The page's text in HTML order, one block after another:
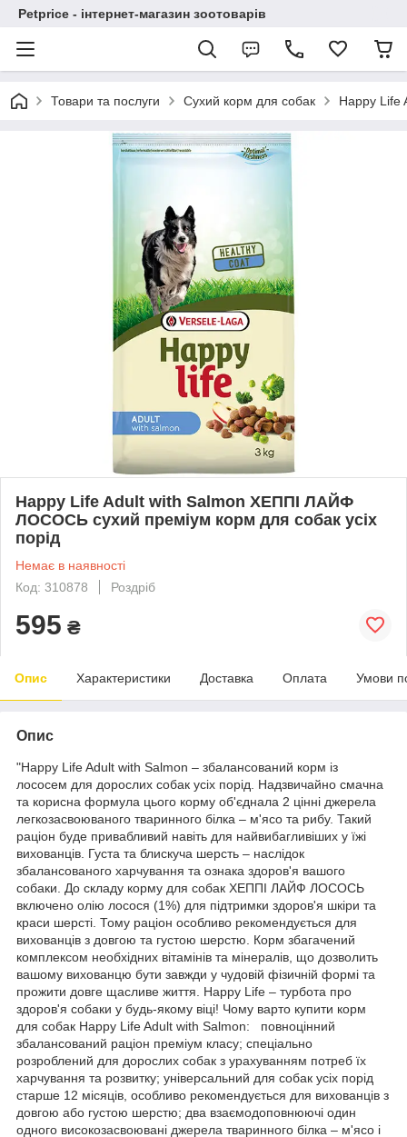
Petprice - інтернет-магазин зоотоварів
Товари та послуги Сухий корм для собак Happy Life
Happy Life Adult with Salmon ХЕППІ ЛАЙФ
ЛОСОСЬ сухий преміум корм для собак усіх
порід
Немає в наявності
Код: 310878
Роздріб
595 ₴
Опис Характеристики Доставка Оплата Умови
Опис
"Happy Life Adult with Salmon – збалансований корм із
лососем для дорослих собак усіх порід. Надзвичайно смачна
та корисна формула цього корму об'єднала 2 цінні джерела
легкозасвоюваного тваринного білка – м'ясо та рибу. Такий
раціон буде привабливий навіть для найвибагливіших у їжі
вихованців. Густа та блискуча шерсть – наслідок
збалансованого харчування та ознака здоров'я вашого
собаки. До складу корму для собак ХЕППІ ЛАЙФ ЛОСОСЬ
включено олію лосося (1%) для підтримки здоров'я шкіри та
краси шерсті. Тому раціон особливо рекомендується для
вихованців з довгою та густою шерстю. Корм збагачений
комплексом необхідних вітамінів та мінералів, що дозволить
вашому вихованцю бути завжди у чудовій фізичній формі та
прожити довге щасливе життя. Happy Life – турбота про
здоров'я собаки у будь-якому віці! Чому варто купити корм
для собак Happy Life Adult with Salmon: повноцінний
збалансований раціон преміум класу; спеціально
розроблений для дорослих собак з урахуванням потреб їх
харчування та розвитку; універсальний для собак усіх порід
старше 12 місяців, особливо рекомендується для вихованців з
довгою або густою шерстю; два взаємодоповнюючі один
одного високозасвоювані джерела тваринного білка – м'ясо і